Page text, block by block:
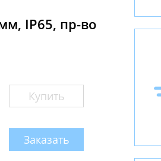
IP65, пр-во
Купить
Заказать